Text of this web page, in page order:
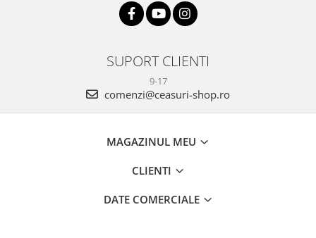
SUPORT CLIENTI
9-17
comenzi@ceasuri-shop.ro
MAGAZINUL MEU
CLIENTI
DATE COMERCIALE